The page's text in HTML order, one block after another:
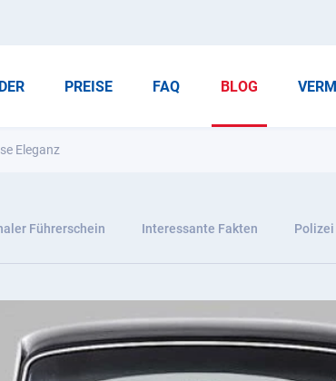
PREISE FAQ BLOG
Eleganz
Führerschein Interessante Fakten Polizei